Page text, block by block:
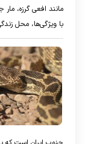
مانند افعی گرزه،
با ویژگی‌ها، محل